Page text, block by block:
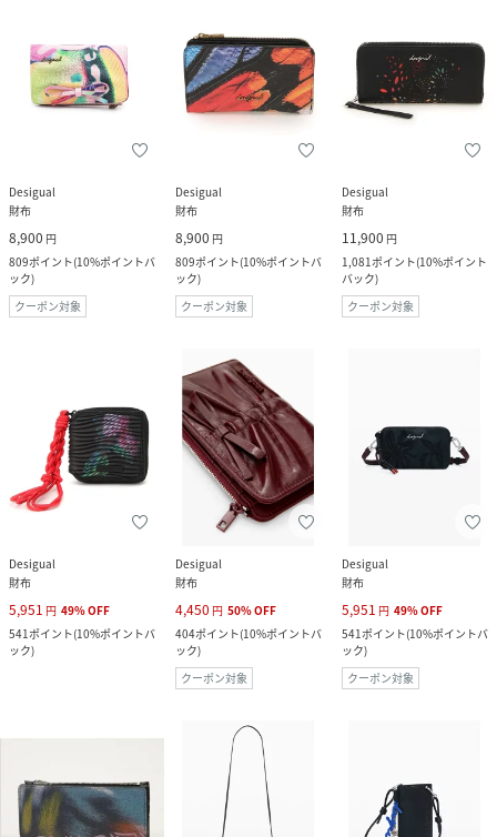
Desigual
財布
8,900 円
809ポイント(10%ポイントバ
ック)
クーポン対象
Desigual
財布
8,900 円
809ポイント(10%ポイントバ
ック)
クーポン対象
Desigual
財布
11,900 円
1,081ポイント(10%ポイント
バック)
クーポン対象
Desigual
財布
5,951 円 49%OFF
541ポイント(10%ポイントバ
ック)
Desigual
財布
4,450 円 50%OFF
404ポイント(10%ポイントバ
ック)
クーポン対象
Desigual
財布
5,951 円 49%OFF
541ポイント(10%ポイントバ
ック)
クーポン対象